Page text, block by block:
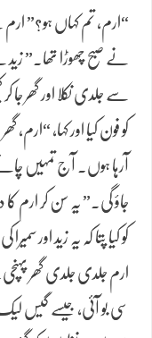
“ارم، تم کہاں ہو؟”
نے صبح چھوڑا تھا۔”
سے جلدی نکلا اور گھر
کو فون کیا اور کہا،
آرہا ہوں۔ آج تمہیں
جاؤ گی۔” یہ سن کر ارم
کو کیا پتا کہ یہ زید اور
ارم جلدی جلدی گھر
سی بو آئی، جیسے گیس